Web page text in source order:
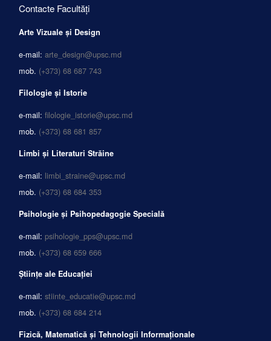
Contacte Facultăți
Arte Vizuale și Design
e-mail: arte_design@upsc.md
mob. (+373) 68 687 743
Filologie și Istorie
e-mail: filologie_istorie@upsc.md
mob. (+373) 68 681 857
Limbi și Literaturi Străine
e-mail: limbi_straine@upsc.md
mob. (+373) 68 684 353
Psihologie și Psihopedagogie Specială
e-mail: psihologie_pps@upsc.md
mob. (+373) 68 659 666
Științe ale Educației
e-mail: stiinte_educatie@upsc.md
mob. (+373) 68 684 214
Fizică, Matematică și Tehnologii Informaționale